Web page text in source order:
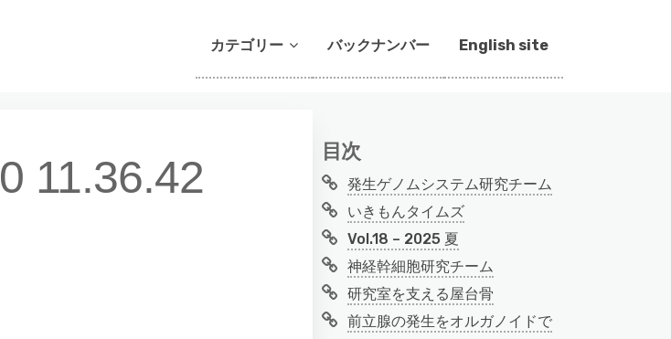
カテゴリー バックナンバー English site
11.36.42
目次
発生ゲノムシステム研究チーム
いきもんタイムズ
Vol.18 – 2025 夏
神経幹細胞研究チーム
研究室を支える屋台骨
前立腺の発生をオルガノイドで